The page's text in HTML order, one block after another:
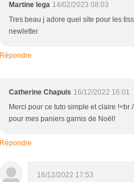
Martine lega 14/02/2023 08:03
Tres beau j adore quel site pour les
newletter
Répondre
Catherine Chapuis 16/12/2022 16:01
Merci pour ce tuto simple et claire
pour mes paniers garnis de Noël!
Répondre
16/12/2022 17:53